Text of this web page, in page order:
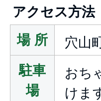
アクセス方法
場 所
穴山
駐車
場
おち
けま